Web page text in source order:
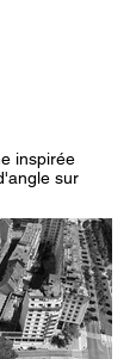
inspirée
sur